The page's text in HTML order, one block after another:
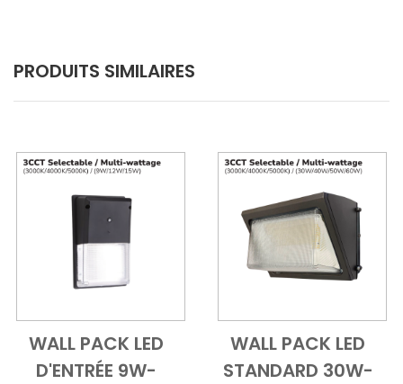
PRODUITS SIMILAIRES
Add to CartVue d'ensemble
WALL PACK LED
D'ENTRÉE 9W-
Add to Cart
Vue
WALL PACK LED
STANDARD 30W-